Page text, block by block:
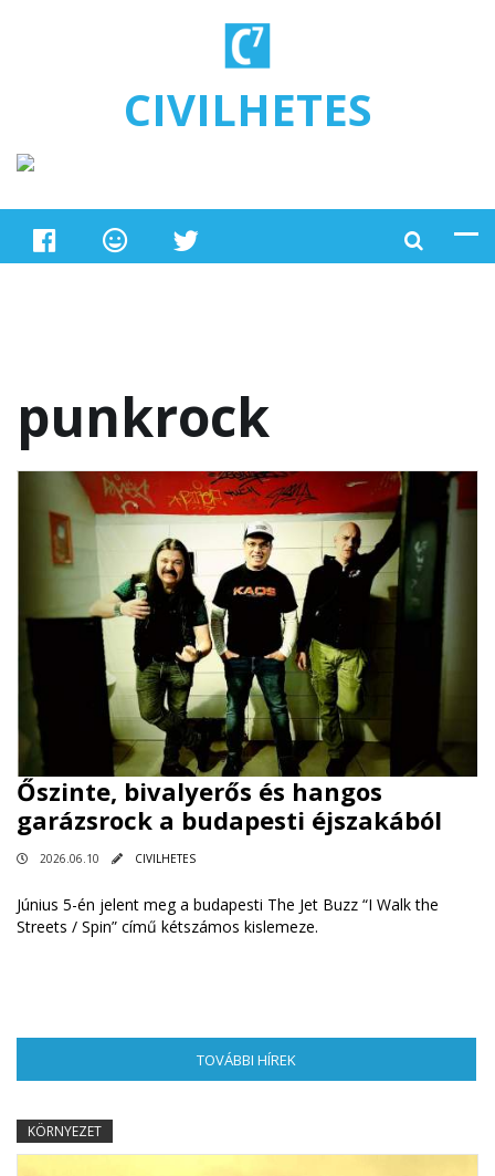
CIVILHETES
punkrock
Őszinte, bivalyerős és hangos
garázsrock a budapesti éjszakából
2026.06.10 CIVILHETES
Június 5-én jelent meg a budapesti The Jet Buzz “I Walk the
Streets / Spin” című kétszámos kislemeze.
TOVÁBBI HÍREK
KÖRNYEZET